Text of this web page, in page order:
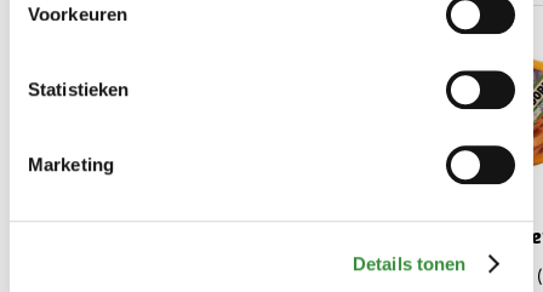
Voorkeuren
Statistieken
Marketing
Details tonen
Pittige